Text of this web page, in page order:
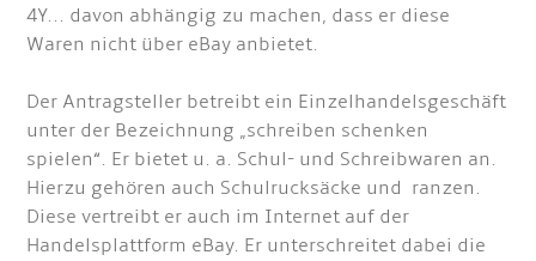
4Y... davon abhängig zu machen, dass er diese
Waren nicht über eBay anbietet.
Der Antragsteller betreibt ein Einzelhandelsgeschäft
unter der Bezeichnung „schreiben schenken
spielen“. Er bietet u. a. Schul- und Schreibwaren an.
Hierzu gehören auch Schulrucksäcke und ranzen.
Diese vertreibt er auch im Internet auf der
Handelsplattform eBay. Er unterschreitet dabei die